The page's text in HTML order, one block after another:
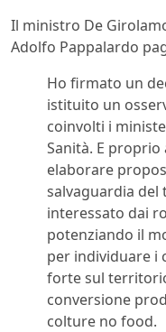
Il ministro De
Adolfo Pappalardo
Ho firmato un
istituito un
coinvolti i
Sanità. E proprio
elaborare
salvaguardia
interessato dai
potenziando il
per individuare i
forte sul
conversione
colture no food.